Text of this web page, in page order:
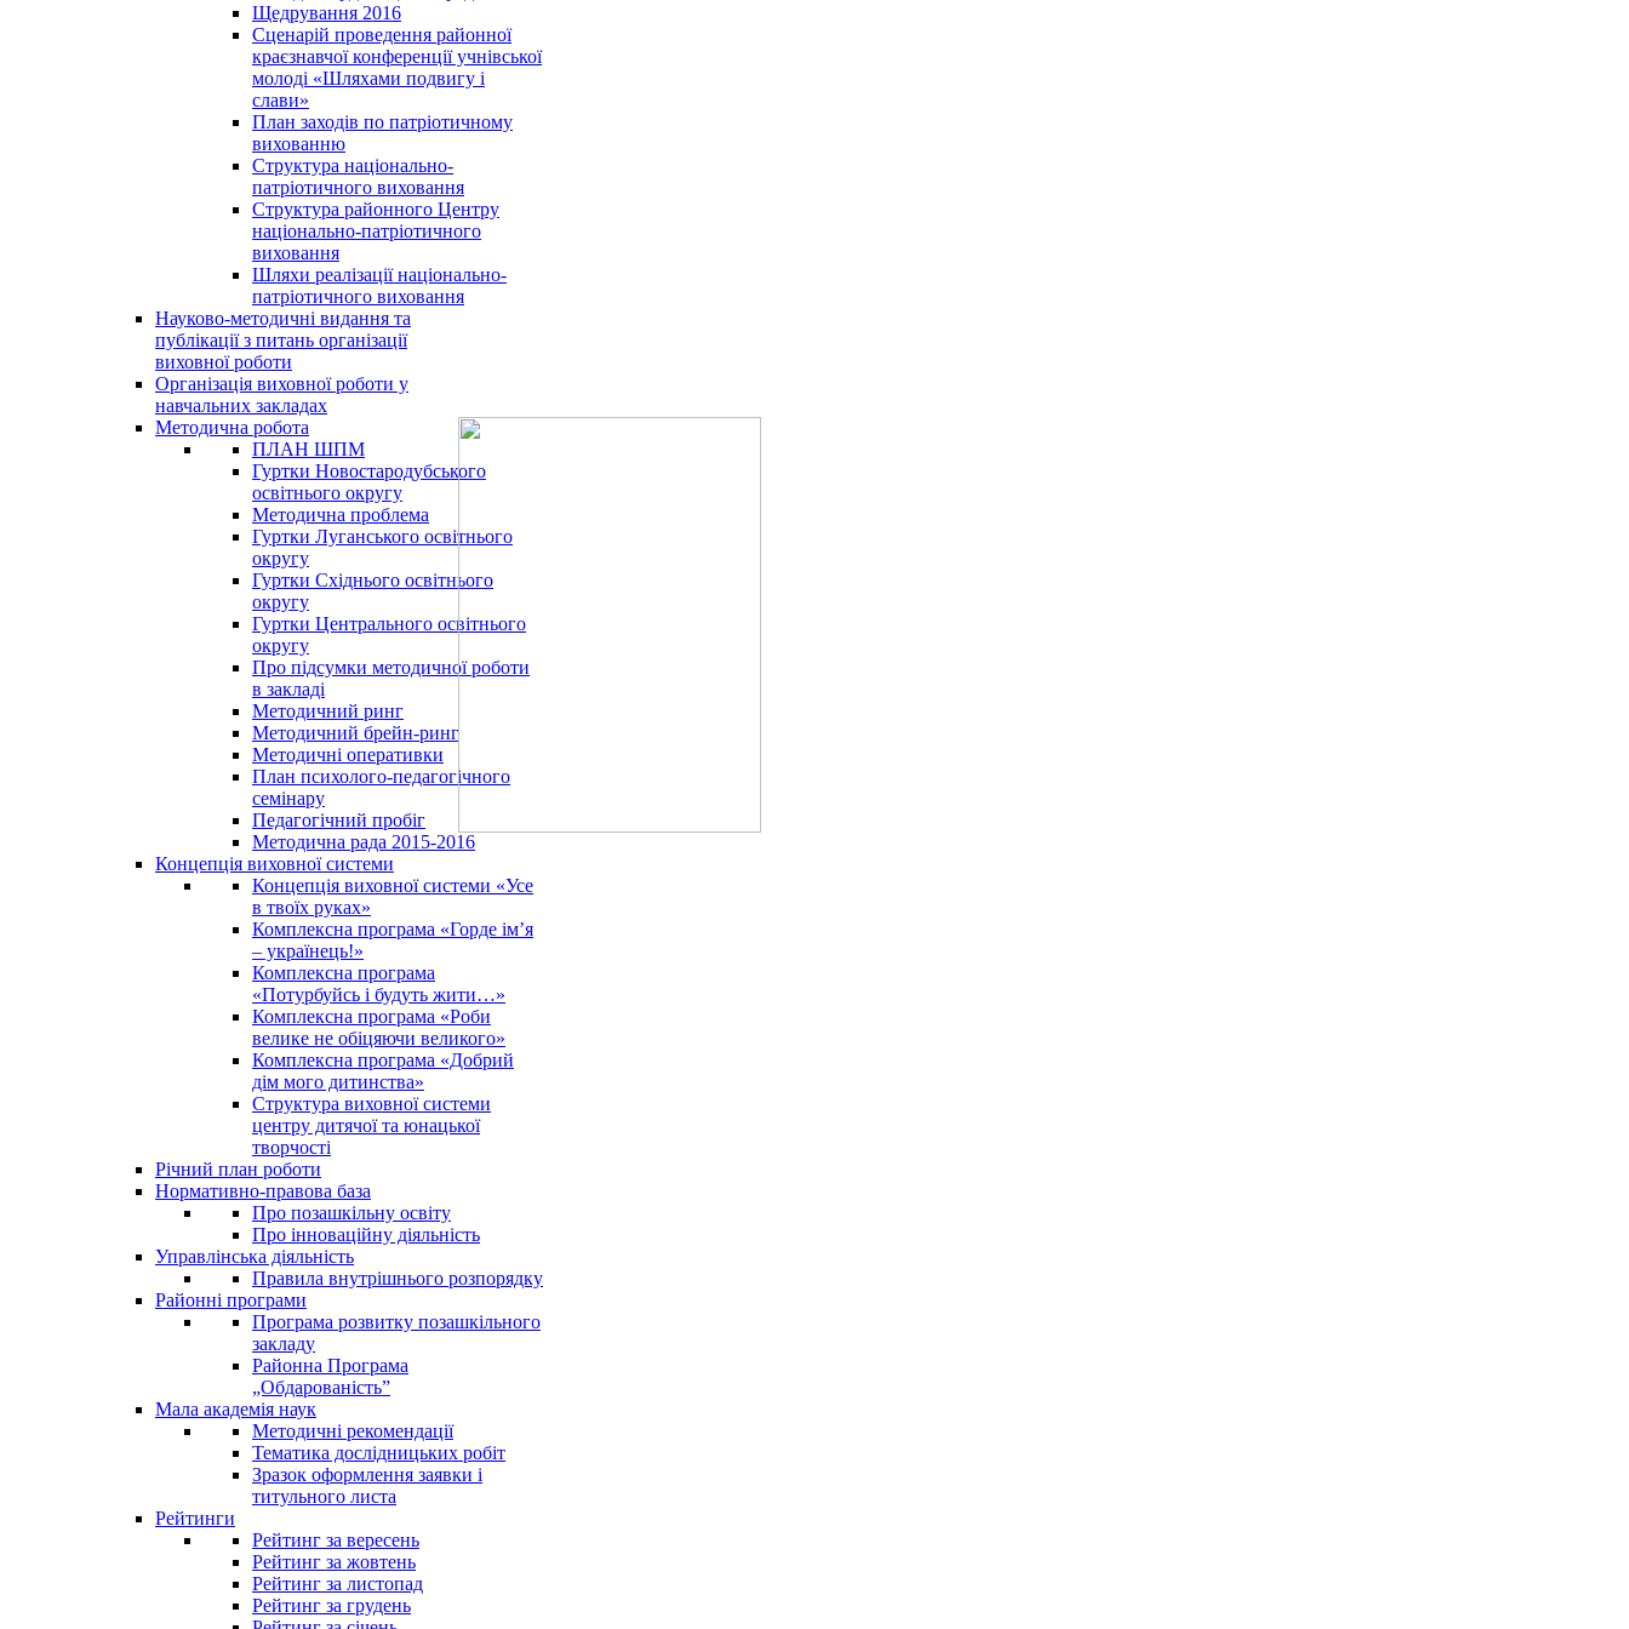
Щедрування 2016
Сценарій проведення районної
краєзнавчої конференції учнівської
молоді «Шляхами подвигу і
слави»
План заходів по патріотичному
вихованню
Структура національно-
патріотичного виховання
Структура районного Центру
національно-патріотичного
виховання
Шляхи реалізації національно-
патріотичного виховання
Науково-методичні видання та
публікації з питань організації
виховної роботи
Організація виховної роботи у
навчальних закладах
Методична робота
ПЛАН ШПМ
Гуртки Новостародубського
освітнього округу
Методична проблема
Гуртки Луганського освітнього
округу
Гуртки Східнього освітнього
округу
Гуртки Центрального освітнього
округу
Про підсумки методичної роботи
в закладі
Методичний ринг
Методичний брейн-ринг
Методичні оперативки
План психолого-педагогічного
семінару
Педагогічний пробіг
Методична рада 2015-2016
Концепція виховної системи
Концепція виховної системи «Усе
в твоїх руках»
Комплексна програма «Горде ім’я
– українець!»
Комплексна програма
«Потурбуйсь і будуть жити…»
Комплексна програма «Роби
велике не обіцяючи великого»
Комплексна програма «Добрий
дім мого дитинства»
Структура виховної системи
центру дитячої та юнацької
творчості
Річний план роботи
Нормативно-правова база
Про позашкільну освіту
Про інноваційну діяльність
Управлінська діяльність
Правила внутрішнього розпорядку
Районні програми
Програма розвитку позашкільного
закладу
Районна Програма
„Обдарованість”
Мала академія наук
Методичні рекомендації
Тематика дослідницьких робіт
Зразок оформлення заявки і
титульного листа
Рейтинги
Рейтинг за вересень
Рейтинг за жовтень
Рейтинг за листопад
Рейтинг за грудень